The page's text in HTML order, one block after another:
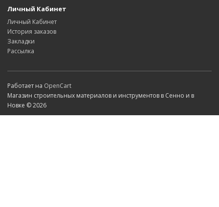
Личный Кабинет
Личный Кабинет
История заказов
Закладки
Рассылка
Работает на OpenCart
Магазин строительных материалов и инструментов в Сенно и в
Новке © 2026